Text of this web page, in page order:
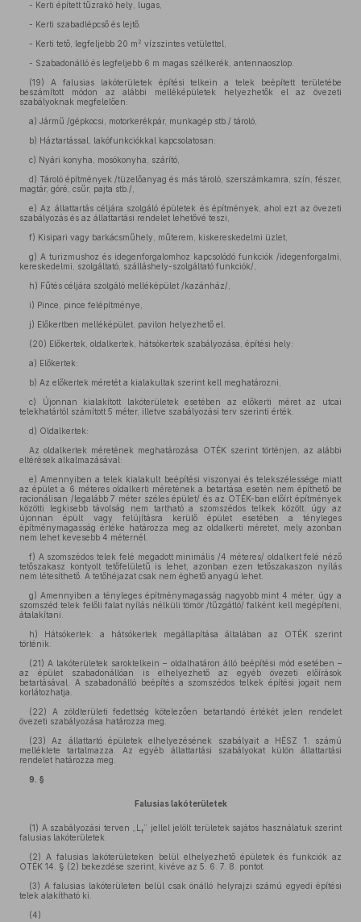
- Kerti épített tűzrakó hely, lugas,
- Kerti szabadlépcső és lejtő.
- Kerti tető, legfeljebb 20 m 2 vízszintes vetülettel,
- Szabadonálló és legfeljebb 6 m magas szélkerék, antennaoszlop.
(19) A falusias lakóterületek építési telkein a telek beépített területébe
beszámított módon az alábbi melléképületek helyezhetők el az övezeti
szabályoknak megfelelően:
a) Jármű /gépkocsi, motorkerékpár, munkagép stb./ tároló,
b) Háztartással, lakófunkciókkal kapcsolatosan:
c) Nyári konyha, mosókonyha, szárító,
d) Tároló építmények /tüzelőanyag és más tároló, szerszámkamra, szín, fészer,
magtár, góré, csűr, pajta stb./,
e) Az állattartás céljára szolgáló épületek és építmények, ahol ezt az övezeti
szabályozás és az állattartási rendelet lehetővé teszi,
f) Kisipari vagy barkácsműhely, műterem, kiskereskedelmi üzlet,
g) A turizmushoz és idegenforgalomhoz kapcsolódó funkciók /idegenforgalmi,
kereskedelmi, szolgáltató, szálláshely-szolgáltató funkciók/,
h) Fűtés céljára szolgáló melléképület /kazánház/,
i) Pince, pince felépítménye,
j) Előkertben melléképület, pavilon helyezhető el.
(20) Előkertek, oldalkertek, hátsókertek szabályozása, építési hely:
a) Előkertek:
b) Az előkertek méretét a kialakultak szerint kell meghatározni,
c) Újonnan kialakított lakóterületek esetében az előkerti méret az utcai
telekhatártól számított 5 méter, illetve szabályozási terv szerinti érték.
d) Oldalkertek:
Az oldalkertek méretének meghatározása OTÉK szerint történjen, az alábbi
eltérések alkalmazásával:
e) Amennyiben a telek kialakult beépítési viszonyai és telekszélessége miatt
az épület a 6 méteres oldalkerti méretének a betartása esetén nem építhető be
racionálisan /legalább 7 méter széles épület/ és az OTÉK-ban előírt építmények
közötti legkisebb távolság nem tartható a szomszédos telkek között, úgy az
újonnan épült vagy felújításra kerülő épület esetében a tényleges
építménymagasság értéke határozza meg az oldalkerti méretet, mely azonban
nem lehet kevesebb 4 méternél.
f) A szomszédos telek felé megadott minimális /4 méteres/ oldalkert felé néző
tetőszakasz kontyolt tetőfelületű is lehet, azonban ezen tetőszakaszon nyílás
nem létesíthető. A tetőhéjazat csak nem éghető anyagú lehet.
g) Amennyiben a tényleges építménymagasság nagyobb mint 4 méter, úgy a
szomszéd telek felőli falat nyílás nélküli tömör /tűzgátló/ falként kell megépíteni,
átalakítani.
h) Hátsókertek: a hátsókertek megállapítása általában az OTÉK szerint
történik.
(21) A lakóterületek saroktelkein – oldalhatáron álló beépítési mód esetében –
az épület szabadonállóan is elhelyezhető az egyéb övezeti előírások
betartásával. A szabadonálló beépítés a szomszédos telkek építési jogait nem
korlátozhatja.
(22) A zöldterületi fedettség kötelezően betartandó értékét jelen rendelet
övezeti szabályozása határozza meg.
(23) Az állattartó épületek elhelyezésének szabályait a HÉSZ 1. számú
melléklete tartalmazza. Az egyéb állattartási szabályokat külön állattartási
rendelet határozza meg.
9. §
Falusias lakóterületek
(1) A szabályozási terven „L f” jellel jelölt területek sajátos használatuk szerint
falusias lakóterületek.
(2) A falusias lakóterületeken belül elhelyezhető épületek és funkciók az
OTÉK 14. § (2) bekezdése szerint, kivéve az 5. 6. 7. 8. pontot.
(3) A falusias lakóterületen belül csak önálló helyrajzi számú egyedi építési
telek alakítható ki.
(4)